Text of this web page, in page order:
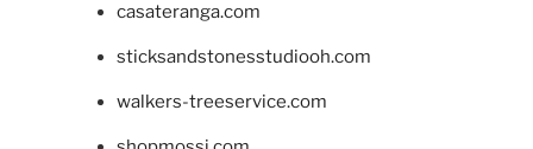
casateranga.com
sticksandstonesstudiooh.com
walkers-treeservice.com